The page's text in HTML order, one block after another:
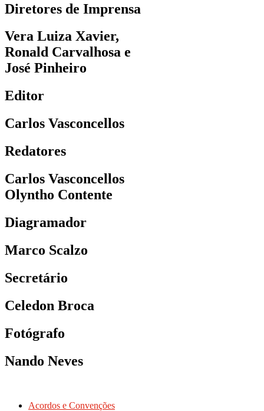
Diretores de Imprensa
Vera Luiza Xavier,
Ronald Carvalhosa e
José Pinheiro
Editor
Carlos Vasconcellos
Redatores
Carlos Vasconcellos
Olyntho Contente
Diagramador
Marco Scalzo
Secretário
Celedon Broca
Fotógrafo
Nando Neves
Acordos e Convenções